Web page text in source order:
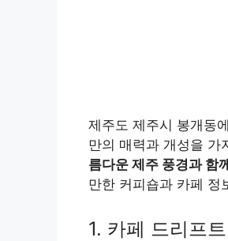
제주도 제주시 봉개동
만의 매력과 개성을 가
름다운 제주 풍경과 함
만한 커피숍과 카페 정
1. 카페 드리프트